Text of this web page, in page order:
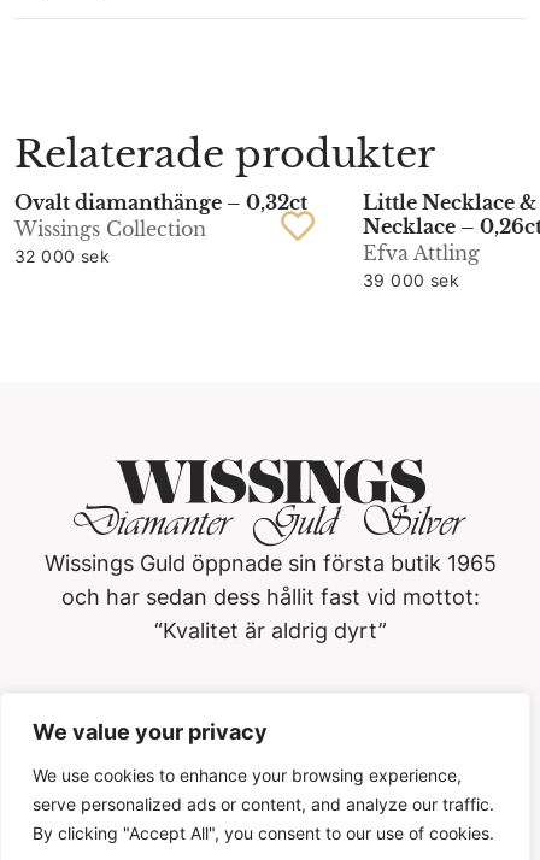
We value your privacy
We use cookies to enhance your browsing experience,
serve personalized ads or content, and analyze our traffic.
By clicking "Accept All", you consent to our use of cookies.
Relaterade produkter
Ovalt diamanthänge – 0,32ct
Wissings Collection
32 000 sek
Little Necklace &
Necklace –
Efva Attling
39 000 sek
Wissings Guld öppnade sin första butik 1965
och har sedan dess hållit fast vid mottot:
“Kvalitet är aldrig dyrt”
Köpmangatan 3, 722 15, Västerås
021-13 01 20
Öppettider